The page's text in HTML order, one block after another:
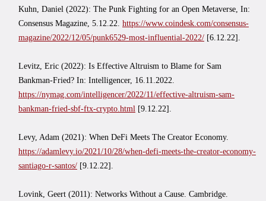
Kuhn, Daniel (2022): The Punk Fighting for an Open Metaverse, In:
Consensus Magazine, 5.12.22. https://www.coindesk.com/consensus-
magazine/2022/12/05/punk6529-most-influential-2022/ [6.12.22].
Levitz, Eric (2022): Is Effective Altruism to Blame for Sam
Bankman-Fried? In: Intelligencer, 16.11.2022.
https://nymag.com/intelligencer/2022/11/effective-altruism-sam-
bankman-fried-sbf-ftx-crypto.html [9.12.22].
Levy, Adam (2021): When DeFi Meets The Creator Economy.
https://adamlevy.io/2021/10/28/when-defi-meets-the-creator-economy-
santiago-r-santos/ [9.12.22].
Lovink, Geert (2011): Networks Without a Cause. Cambridge.